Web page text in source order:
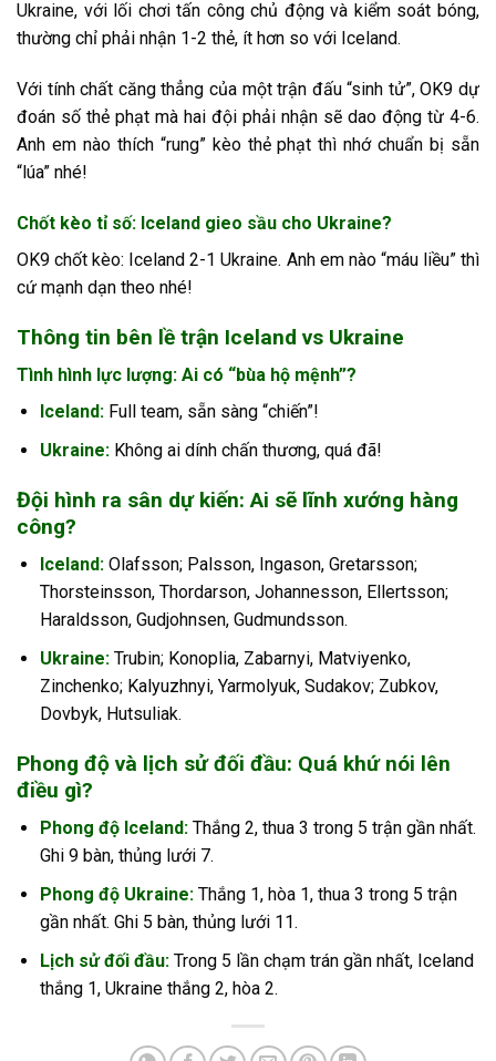
Ukraine, với lối chơi tấn công chủ động và kiểm soát bóng,
thường chỉ phải nhận 1-2 thẻ, ít hơn so với Iceland.
Với tính chất căng thẳng của một trận đấu “sinh tử”, OK9 dự
đoán số thẻ phạt mà hai đội phải nhận sẽ dao động từ 4-6.
Anh em nào thích “rung” kèo thẻ phạt thì nhớ chuẩn bị sẵn
“lúa” nhé!
Chốt kèo tỉ số: Iceland gieo sầu cho Ukraine?
OK9 chốt kèo: Iceland 2-1 Ukraine. Anh em nào “máu liều” thì
cứ mạnh dạn theo nhé!
Thông tin bên lề trận Iceland vs Ukraine
Tình hình lực lượng: Ai có “bùa hộ mệnh”?
Iceland: Full team, sẵn sàng “chiến”!
Ukraine: Không ai dính chấn thương, quá đã!
Đội hình ra sân dự kiến: Ai sẽ lĩnh xướng hàng
công?
Iceland: Olafsson; Palsson, Ingason, Gretarsson;
Thorsteinsson, Thordarson, Johannesson, Ellertsson;
Haraldsson, Gudjohnsen, Gudmundsson.
Ukraine: Trubin; Konoplia, Zabarnyi, Matviyenko,
Zinchenko; Kalyuzhnyi, Yarmolyuk, Sudakov; Zubkov,
Dovbyk, Hutsuliak.
Phong độ và lịch sử đối đầu: Quá khứ nói lên
điều gì?
Phong độ Iceland: Thắng 2, thua 3 trong 5 trận gần nhất.
Ghi 9 bàn, thủng lưới 7.
Phong độ Ukraine: Thắng 1, hòa 1, thua 3 trong 5 trận
gần nhất. Ghi 5 bàn, thủng lưới 11.
Lịch sử đối đầu:Trong 5 lần chạm trán gần nhất, Iceland
thắng 1, Ukraine thắng 2, hòa 2.